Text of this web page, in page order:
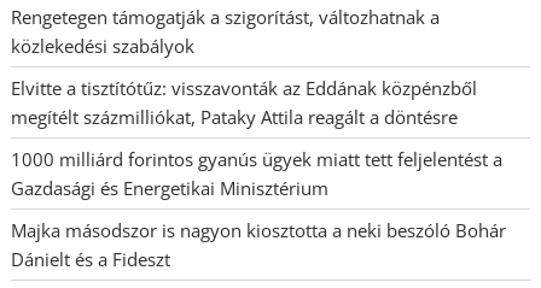
Rengetegen támogatják a szigorítást, változhatnak a
közlekedési szabályok
Elvitte a tisztítótűz: visszavonták az Eddának közpénzből
megítélt százmilliókat, Pataky Attila reagált a döntésre
1000 milliárd forintos gyanús ügyek miatt tett feljelentést a
Gazdasági és Energetikai Minisztérium
Majka másodszor is nagyon kiosztotta a neki beszóló Bohár
Dánielt és a Fideszt